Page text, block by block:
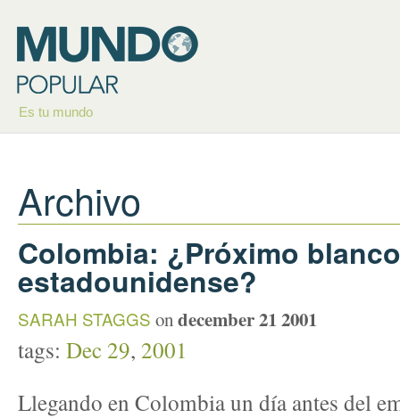
Es tu mundo
Archivo
Colombia: ¿Próximo
estadounidense?
SARAH STAGGS ondecember 21 2001
tags: Dec 29, 2001
Llegando en Colombia un día antes del